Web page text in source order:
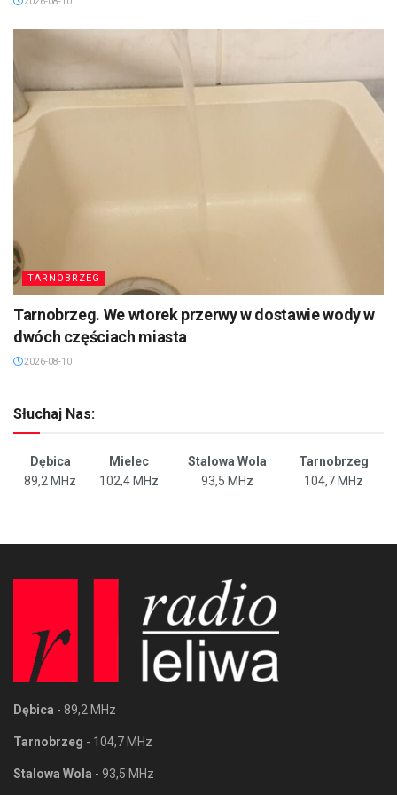
TARNOBRZEG
Tarnobrzeg. We wtorek przerwy w dostawie wody w
dwóch częściach miasta
2026-08-10
Słuchaj Nas:
Dębica Mielec Stalowa Wola
Tarnobrzeg
89,2 MHz
102,4 MHz 93,5 MHz 104,7 MHz
Dębica - 89,2 MHz
Tarnobrzeg - 104,7 MHz
Stalowa Wola - 93,5 MHz